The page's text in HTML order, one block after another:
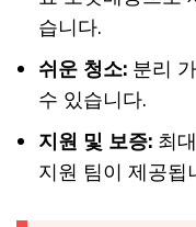
습니다.
쉬운 청소: 분리
수 있습니다.
지원 및 보증: 최
지원 팀이 제공됩